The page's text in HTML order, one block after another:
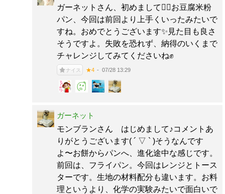
ガーネットさん、初めまして🙇‍♀️お豆腐米粉
パン、今回は前回より上手くいったみたいで
すね。おめでとうございます✨見た目も良さ
そうですよ。失敗を恐れず、納得のいくまで
チャレンジしてみてくださいね✊
ナイス ★4 07/28 13:29
ガーネット
モンブランさん はじめまして♪コメントあ
りがとうございます( ´ ▽ ` )そうなんです
よ〜お餅からパンへ、進化途中な感じです。
前回は、フライパン。今回はレンジとトース
ターです。生地の材料配分も違います。お料
理というより、化学の実験みたいで面白いで